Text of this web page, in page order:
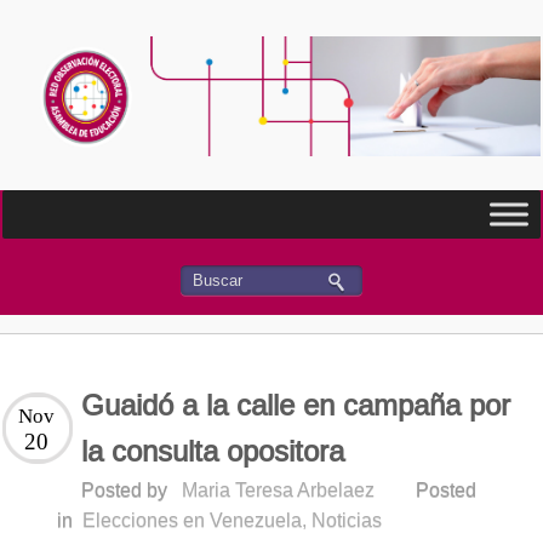
Guaidó a la calle en campaña por
la consulta opositora
Nov
20
Posted by Maria Teresa Arbelaez
Posted
in
Elecciones en Venezuela, Noticias